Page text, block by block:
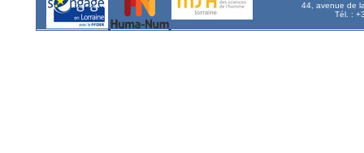
44, avenue de
Tél. :